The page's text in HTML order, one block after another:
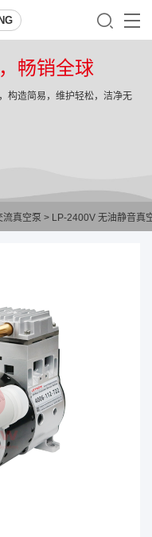
畅销全球
构造简易，维护轻松，洁净无
流真空泵 > LP-2400V 无油静音真